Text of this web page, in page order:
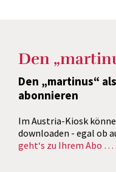
Den
Den „martinus“
abonnieren
Im Austria-Kiosk
downloaden - egal ob
geht‘s zu Ihrem Abo …